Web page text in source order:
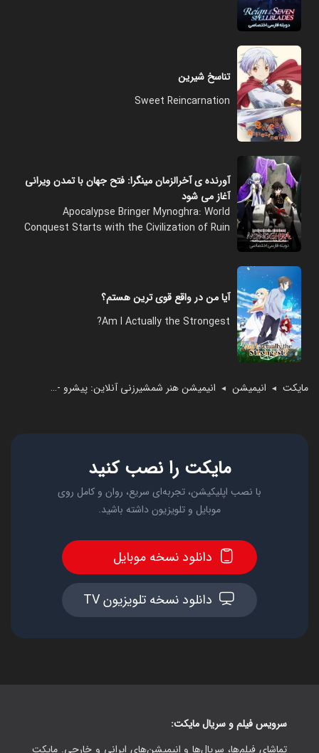
مایکت ◄ انیمیشن ◄ انیمیشن هنر شمشیرزنی آنلاین: پیشرو - موسیقی شب تاریک
تناسخ شیرین
Sweet Reincarnation
آورنده ی آخرالزمان مینگرا: فتح جهان با تمدن ویرانی
آغاز می‌ شود
Apocalypse Bringer Mynoghra: World
Conquest Starts with the Civilization of Ruin
آیا من در واقع قوی ترین هستم؟
Am I Actually the Strongest?
مایکت را نصب کنید
با نصب اپلیکیشن، تجربه‌ای سریع، روان و کامل روی
موبایل و تلویزیون داشته باشید.
دانلود نسخه موبایل
دانلود نسخه تلویزیون TV
سرویس فیلم و سریال مایکت:
تماشای فیلم‌ها، سریال‌ها و انیمیشن‌های ایرانی و خارجی. مایکت